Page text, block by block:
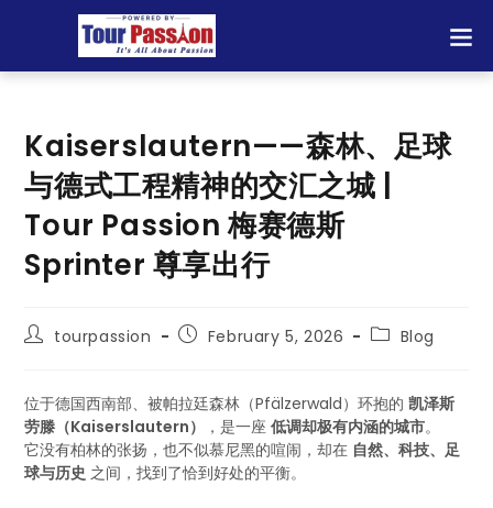
Kaiserslautern——森林、足球
与德式工程精神的交汇之城 |
Tour Passion 梅赛德斯
Sprinter 尊享出行
tourpassion February 5, 2026 Blog
位于德国西南部、被帕拉廷森林（Pfälzerwald）环抱的凯泽斯
劳滕（Kaiserslautern）
，是一座低调却极有内涵的城市。
它没有柏林的张扬，也不似慕尼黑的喧闹，却在 自然、科技、足
球与历史 之间，找到了恰到好处的平衡。